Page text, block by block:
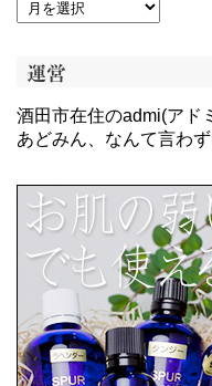
運営
酒田市在住のadmi(アド
あどみん、なんて言わ